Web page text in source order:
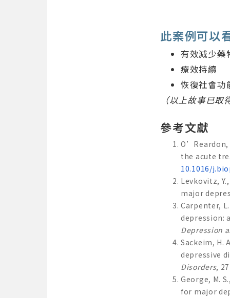
此案例可以
有效減少藥
療效持續
恢復社會功
（以上故事已
參考文獻
O’Reardon,
the acute
10.1016/
Levkovitz,
major
Carpenter,
depression:
Depression
Sackeim, H.
depressive
Disorders,
George, M.
for major